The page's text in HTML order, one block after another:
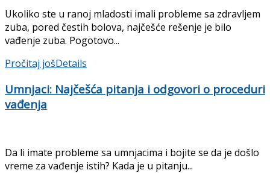
Ukoliko ste u ranoj mladosti imali probleme sa zdravljem
zuba, pored čestih bolova, najčešće rešenje je bilo
vađenje zuba. Pogotovo...
Pročitaj jošDetails
Umnjaci: Najčešća pitanja i odgovori o proceduri
vađenja
Da li imate probleme sa umnjacima i bojite se da je došlo
vreme za vađenje istih? Kada je u pitanju...